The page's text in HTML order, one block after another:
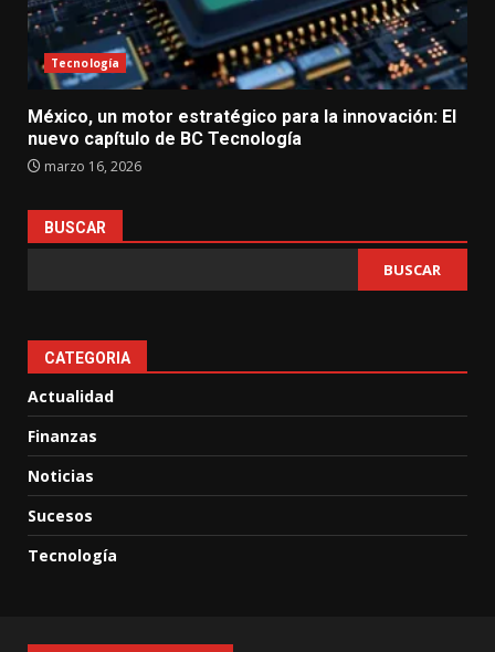
Tecnología
México, un motor estratégico para la innovación: El
nuevo capítulo de BC Tecnología
marzo 16, 2026
BUSCAR
BUSCAR
CATEGORIA
Actualidad
Finanzas
Noticias
Sucesos
Tecnología